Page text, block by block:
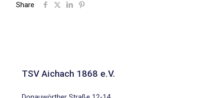
Share
TSV Aichach 1868 e.V.